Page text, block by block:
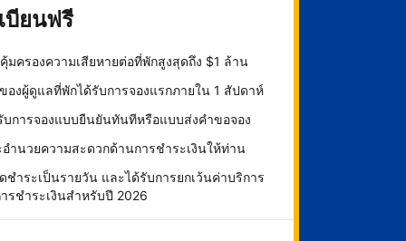
บียนฟรี
มครองความเสียหายต่อที่พักสูงสุดถึง $1 ล้าน
องผู้ดูแลที่พักได้รับการจองแรกภายใน 1 สัปดาห์
บการจองแบบยืนยันทันทีหรือแบบส่งคำขอจอง
อำนวยความสะดวกด้านการชำระเงินให้ท่าน
ชำระเป็นรายวัน และได้รับการยกเว้นค่าบริการ
รชำระเงินสำหรับปี 2026